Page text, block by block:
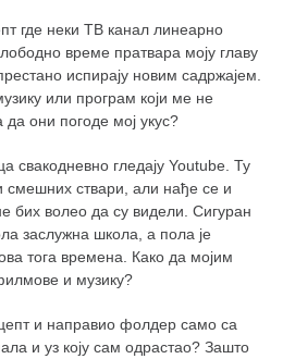
где неки ТВ канал линеарно
време пратвара моју главу
испирају новим садржајем.
или програм који ме не
да они погоде мој укус?
свакодневно гледају Youtube. Ту
смешних ствари, али нађе се и
бих волео да су видели. Сигуран
заслужна школа, а пола је
тога времена. Како да мојим
и музику?
и направио фолдер само са
и уз коју сам одрастао? Зашто